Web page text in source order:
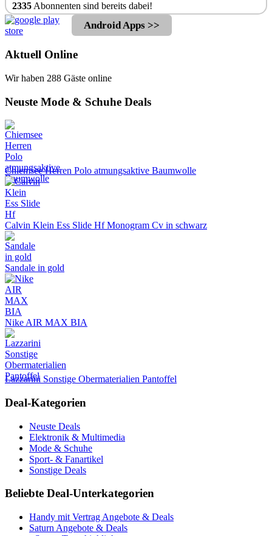
2335Abonnenten sind bereits dabei!
Android Apps >>
Aktuell Online
Wir haben 288 Gäste online
Neuste Mode & Schuhe Deals
Chiemsee Herren Polo atmungsaktive Baumwolle
Calvin Klein Ess Slide Hf Monogram Cv in schwarz
Sandale in gold
Nike AIR MAX BIA
Lazzarini Sonstige Obermaterialien Pantoffel
Deal-Kategorien
Neuste Deals
Elektronik & Multimedia
Mode & Schuhe
Sport- & Fanartikel
Sonstige Deals
Beliebte Deal-Unterkategorien
Handy mit Vertrag Angebote & Deals
Saturn Angebote & Deals